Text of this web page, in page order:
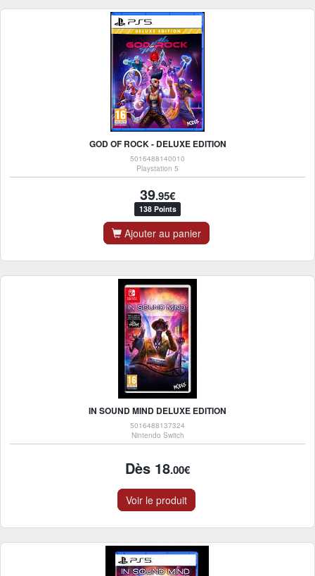
GOD OF ROCK - DELUXE EDITION
5016488140010
Playstation 5
39.95€
138 Points
Ajouter au panier
IN SOUND MIND DELUXE EDITION
5016488137324
Nintendo Switch
Dès 18.00€
Voir le produit